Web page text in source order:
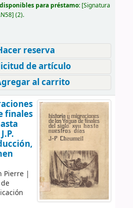
para préstamo: Signatura
(2).
reserva
de artículo
al carrito
finales
J.P.
Pierre|